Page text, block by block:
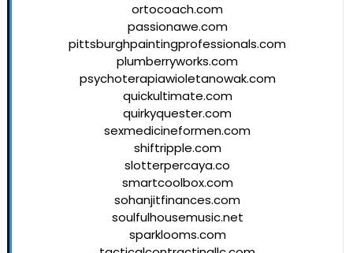
ortocoach.com
passionawe.com
pittsburghpaintingprofessionals.com
plumberryworks.com
psychoterapiawioletanowak.com
quickultimate.com
quirkyquester.com
sexmedicineformen.com
shiftripple.com
slotterpercaya.co
smartcoolbox.com
sohanjitfinances.com
soulfulhousemusic.net
sparklooms.com